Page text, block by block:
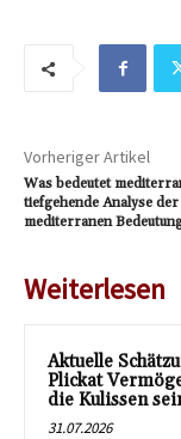
Vorheriger Artikel
Was bedeutet
tiefgehende Analyse der
mediterranen
Weiterlesen
Aktuelle
Plickat
die Kulissen
31.07.2026